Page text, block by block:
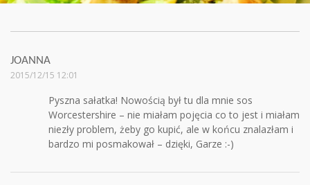
JOANNA
2015/12/15 12:01
Pyszna sałatka! Nowością był tu dla mnie sos
Worcestershire – nie miałam pojęcia co to jest i miałam
niezły problem, żeby go kupić, ale w końcu znalazłam i
bardzo mi posmakował – dzięki, Garze :-)